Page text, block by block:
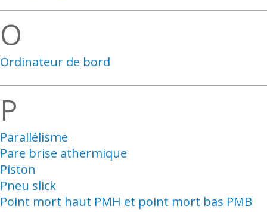
O
Ordinateur de bord
P
Parallélisme
Pare brise athermique
Piston
Pneu slick
Point mort haut PMH et point mort bas PMB